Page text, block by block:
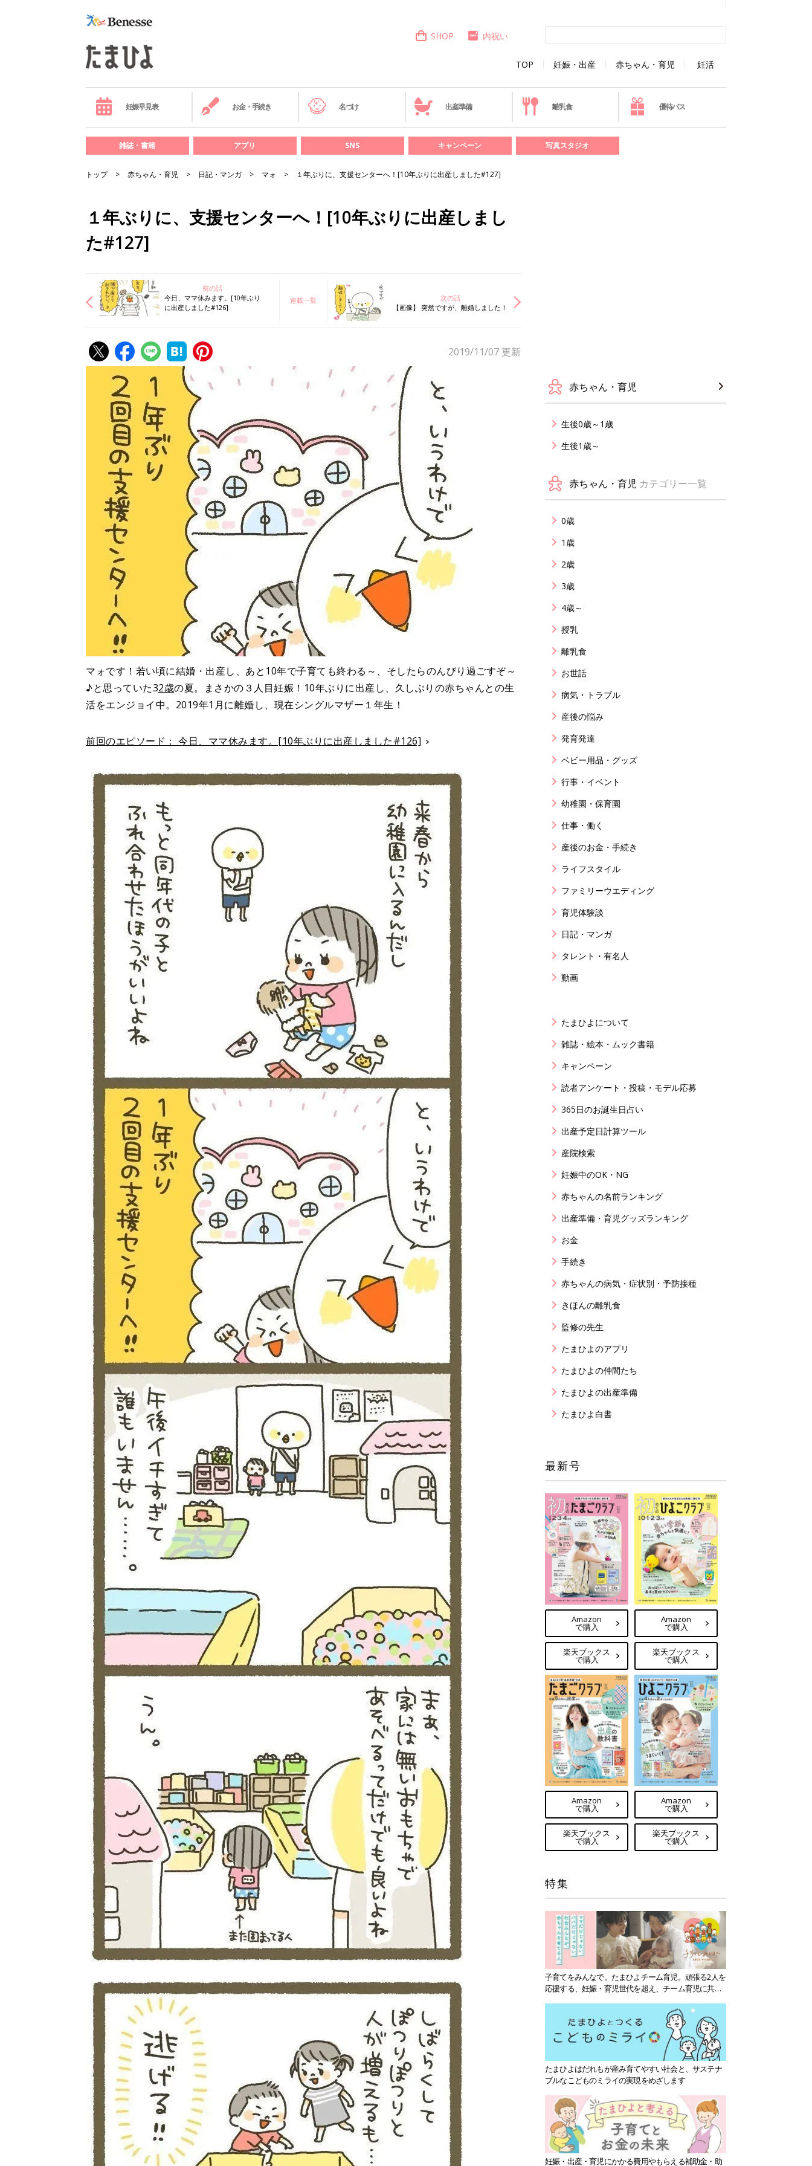
TOP 妊娠・出産 赤ちゃん・育児 妊活
SHOP 内祝い
妊娠早見表 お金・手続き 名づけ 出産準備 離乳食 優待パス
雑誌・書籍 アプリ SNS キャンペーン 写真スタジオ
トップ 赤ちゃん・育児 日記・マンガ マォ １年ぶりに、支援センターへ！[10年ぶりに出産しました#127]
１年ぶりに、支援センターへ！[10年ぶりに出産しまし
た#127]
前の話
今日、ママ休みます。[10年ぶり
に出産しました#126]
連載一覧
次の話
【画像】 突然ですが、離婚しました！
2019/11/07 更新
マォです！若い頃に結婚・出産し、あと10年で子育ても終わる～、そしたらのんびり過ごすぞ～
♪と思っていた32歳の夏。まさかの３人目妊娠！10年ぶりに出産し、久しぶりの赤ちゃんとの生
活をエンジョイ中。2019年1月に離婚し、現在シングルマザー１年生！
前回のエピソード： 今日、ママ休みます。[10年ぶりに出産しました#126]
赤ちゃん・育児
生後0歳～1歳
生後1歳～
赤ちゃん・育児 カテゴリー一覧
0歳
1歳
2歳
3歳
4歳～
授乳
離乳食
お世話
病気・トラブル
産後の悩み
発育発達
ベビー用品・グッズ
行事・イベント
幼稚園・保育園
仕事・働く
産後のお金・手続き
ライフスタイル
ファミリーウエディング
育児体験談
日記・マンガ
タレント・有名人
動画
たまひよについて
雑誌・絵本・ムック書籍
キャンペーン
読者アンケート・投稿・モデル応募
365日のお誕生日占い
出産予定日計算ツール
産院検索
妊娠中のOK・NG
赤ちゃんの名前ランキング
出産準備・育児グッズランキング
お金
手続き
赤ちゃんの病気・症状別・予防接種
きほんの離乳食
監修の先生
たまひよのアプリ
たまひよの仲間たち
たまひよの出産準備
たまひよ白書
最新号
Amazon
で購入
楽天ブックス
で購入
Amazon
で購入
楽天ブックス
で購入
Amazon
で購入
楽天ブックス
で購入
Amazon
で購入
楽天ブックス
で購入
特集
子育てをみんなで。たまひよチーム育児。頑張る2人を
応援する、妊娠・育児世代を超え、チーム育児に共感
たまひよはだれもが産み育てやすい社会と、サステナ
ブルなこどものミライの実現をめざします
妊娠・出産・育児にかかる費用やもらえる補助金・助